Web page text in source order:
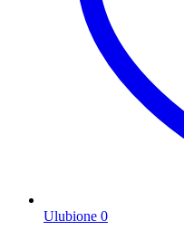
Ulubione 0